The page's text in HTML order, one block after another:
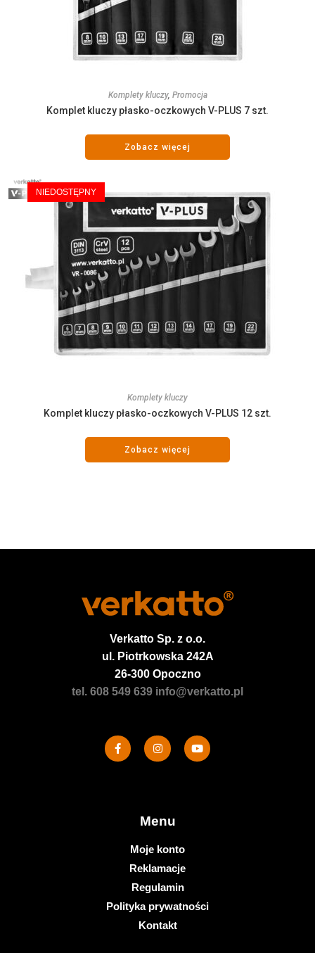
Komplety kluczy, Promocja
Komplet kluczy płasko-oczkowych V-PLUS 7 szt.
Zobacz więcej
NIEDOSTĘPNY
Komplety kluczy
Komplet kluczy płasko-oczkowych V-PLUS 12 szt.
Zobacz więcej
Verkatto Sp. z o.o.
ul. Piotrkowska 242A
26-300 Opoczno
tel. 608 549 639 info@verkatto.pl
Menu
Moje konto
Reklamacje
Regulamin
Polityka prywatności
Kontakt